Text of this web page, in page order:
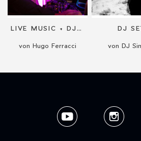
LIVE MUSIC + DJ SET
von Hugo Ferracci
DJ
von DJ